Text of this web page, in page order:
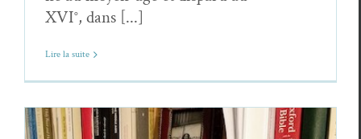
XVI°, dans [...]
Lire la suite